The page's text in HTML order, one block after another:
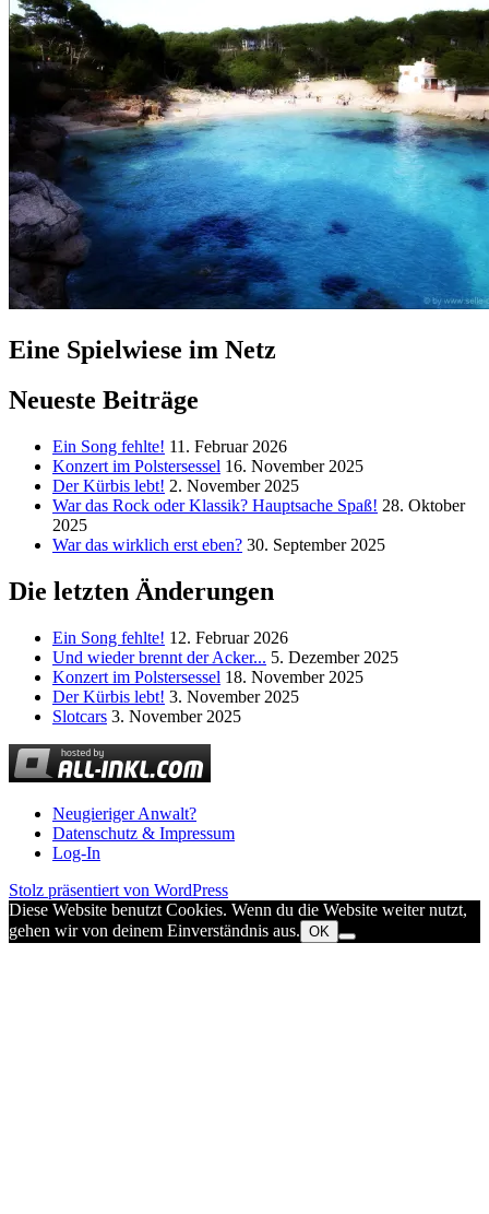
Eine Spielwiese im Netz
Neueste Beiträge
Ein Song fehlte! 11. Februar 2026
Konzert im Polstersessel 16. November 2025
Der Kürbis lebt! 2. November 2025
War das Rock oder Klassik? Hauptsache Spaß! 28. Oktober
2025
War das wirklich erst eben? 30. September 2025
Die letzten Änderungen
Ein Song fehlte! 12. Februar 2026
Und wieder brennt der Acker... 5. Dezember 2025
Konzert im Polstersessel 18. November 2025
Der Kürbis lebt! 3. November 2025
Slotcars 3. November 2025
Neugieriger Anwalt?
Datenschutz & Impressum
Log-In
Stolz präsentiert von WordPress
Diese Website benutzt Cookies. Wenn du die Website weiter nutzt,
gehen wir von deinem Einverständnis aus. OK